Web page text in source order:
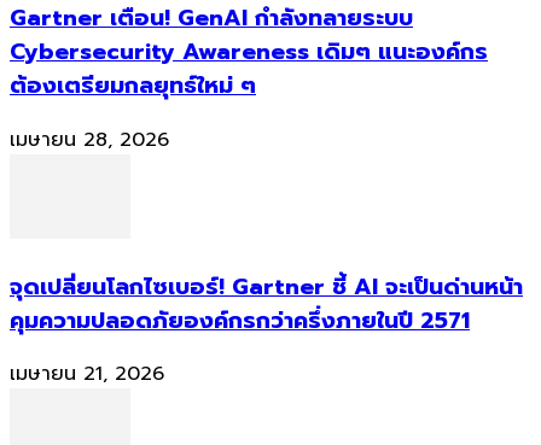
Gartner เตือน! GenAI กำลังทลายระบบ
Cybersecurity Awareness เดิมๆ แนะองค์กร
ต้องเตรียมกลยุทธ์ใหม่ ๆ
เมษายน 28, 2026
จุดเปลี่ยนโลกไซเบอร์! Gartner ชี้ AI จะเป็นด่านหน้า
คุมความปลอดภัยองค์กรกว่าครึ่งภายในปี 2571
เมษายน 21, 2026